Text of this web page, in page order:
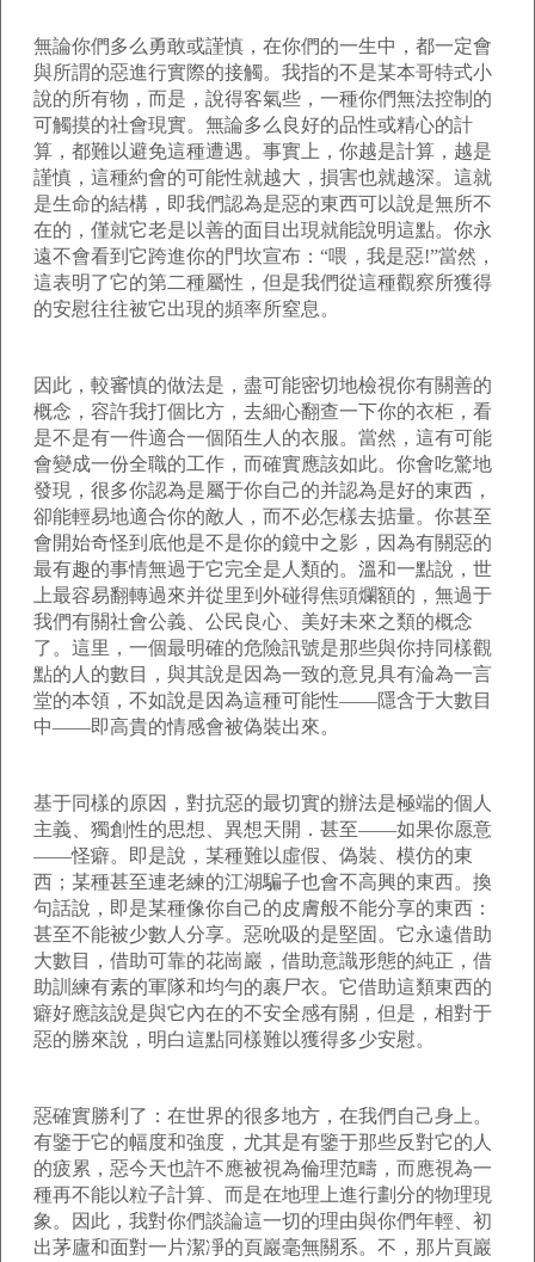
無論你們多么勇敢或謹慎，在你們的一生中，都一定會
與所謂的惡進行實際的接觸。我指的不是某本哥特式小
說的所有物，而是，說得客氣些，一種你們無法控制的
可觸摸的社會現實。無論多么良好的品性或精心的計
算，都難以避免這種遭遇。事實上，你越是計算，越是
謹慎，這種約會的可能性就越大，損害也就越深。這就
是生命的結構，即我們認為是惡的東西可以說是無所不
在的，僅就它老是以善的面目出現就能說明這點。你永
遠不會看到它跨進你的門坎宣布：“喂，我是惡!”當然，
這表明了它的第二種屬性，但是我們從這種觀察所獲得
的安慰往往被它出現的頻率所窒息。
因此，較審慎的做法是，盡可能密切地檢視你有關善的
概念，容許我打個比方，去細心翻查一下你的衣柜，看
是不是有一件適合一個陌生人的衣服。當然，這有可能
會變成一份全職的工作，而確實應該如此。你會吃驚地
發現，很多你認為是屬于你自己的并認為是好的東西，
卻能輕易地適合你的敵人，而不必怎樣去掂量。你甚至
會開始奇怪到底他是不是你的鏡中之影，因為有關惡的
最有趣的事情無過于它完全是人類的。溫和一點說，世
上最容易翻轉過來并從里到外碰得焦頭爛額的，無過于
我們有關社會公義、公民良心、美好未來之類的概念
了。這里，一個最明確的危險訊號是那些與你持同樣觀
點的人的數目，與其說是因為一致的意見具有淪為一言
堂的本領，不如說是因為這種可能性——隱含于大數目
中——即高貴的情感會被偽裝出來。
基于同樣的原因，對抗惡的最切實的辦法是極端的個人
主義、獨創性的思想、異想天開．甚至——如果你愿意
——怪癖。即是說，某種難以虛假、偽裝、模仿的東
西；某種甚至連老練的江湖騙子也會不高興的東西。換
句話說，即是某種像你自己的皮膚般不能分享的東西：
甚至不能被少數人分享。惡吮吸的是堅固。它永遠借助
大數目，借助可靠的花崗巖，借助意識形態的純正，借
助訓練有素的軍隊和均勻的裹尸衣。它借助這類東西的
癖好應該說是與它內在的不安全感有關，但是，相對于
惡的勝來說，明白這點同樣難以獲得多少安慰。
惡確實勝利了：在世界的很多地方，在我們自己身上。
有鑒于它的幅度和強度，尤其是有鑒于那些反對它的人
的疲累，惡今天也許不應被視為倫理范疇，而應視為一
種再不能以粒子計算、而是在地理上進行劃分的物理現
象。因此，我對你們談論這一切的理由與你們年輕、初
出茅廬和面對一片潔凈的頁巖毫無關系。不，那片頁巖